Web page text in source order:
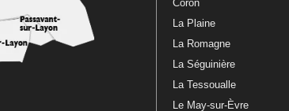
Coron
La Plaine
La Romagne
La Séguinière
La Tessoualle
Le May-sur-Èvre